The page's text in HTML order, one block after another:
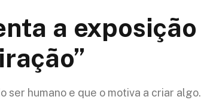
a exposição
ser humano e que o motiva a criar algo.